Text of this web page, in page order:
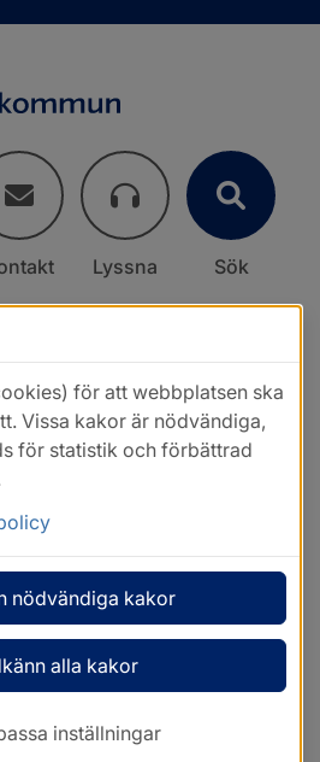
Lyssna Sök
för att webbplatsen ska
Vissa kakor är nödvändiga,
för statistik och förbättrad
nödvändiga kakor
alla kakor
inställningar